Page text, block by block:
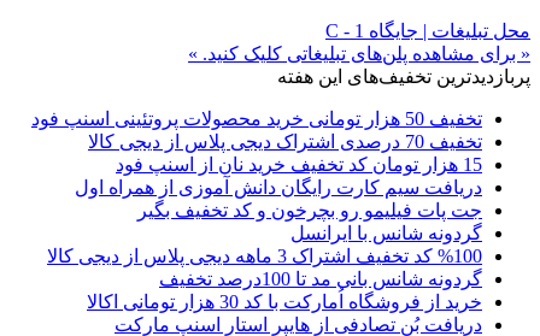
محل تبلیغات | جایگاه C - 1
« برای مشاهده پلن‌های تبلیغاتی کلیک کنید. »
پربازدیدترین تخفیف‌های این هفته
تخفیف 50 هزار تومانی خرید محصولات پروتئینی اسنپ فود
تخفیف 70 درصدی اشتراک دیجی پلاس از دیجی کالا
15 هزار تومان کد تخفیف خرید نان از اسنپ فود
دریافت سیم کارت رایگان دانش آموزی از همراه اول
جت پات فیلیمو رو بچرخون و کد تخفیف بگیر
گردونه شانس با ایرانسل
%100 کد تخفیف اشتراک 3 ماهه دیجی پلاس از دیجی کالا
گردونه شانس بانی مد تا 100درصد تخفیف
خرید از فروشگاه اُمارکت با کد 30 هزار تومانی اکالا
دریافت بُن تصادفی از هایپر استار اسنپ مارکت